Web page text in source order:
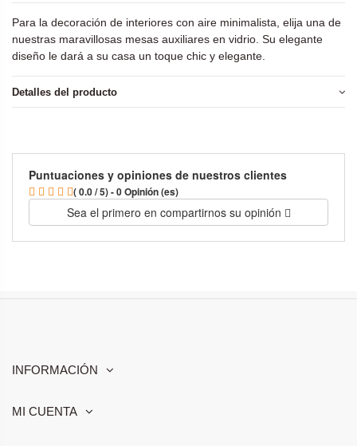
Para la decoración de interiores con aire minimalista, elija una de
nuestras maravillosas mesas auxiliares en vidrio. Su elegante
diseño le dará a su casa un toque chic y elegante.
Detalles del producto
Puntuaciones y opiniones de nuestros clientes
( 0.0 / 5) - 0 Opinión (es)
Sea el primero en compartirnos su opinión
INFORMACIÓN
MI CUENTA